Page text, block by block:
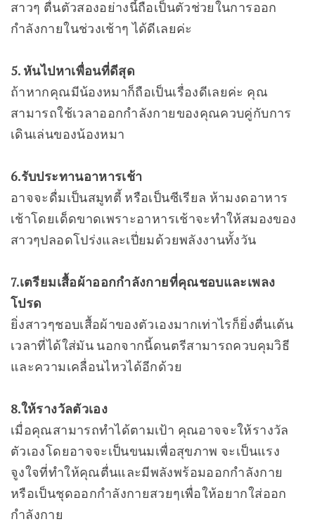
สาวๆ ตื่นตัวสองอย่างนี้ถือเป็นตัวช่วยในการออก
กำลังกายในช่วงเช้าๆ ได้ดีเลยค่ะ
5. หันไปหาเพื่อนที่ดีสุด
ถ้าหากคุณมีน้องหมาก็ถือเป็นเรื่องดีเลยค่ะ คุณ
สามารถใช้เวลาออกกำลังกายของคุณควบคู่กับการ
เดินเล่นของน้องหมา
6.รับประทานอาหารเช้า
อาจจะดื่มเป็นสมูทตี้ หรือเป็นซีเรียล ห้ามงดอาหาร
เช้าโดยเด็ดขาดเพราะอาหารเช้าจะทำให้สมองของ
สาวๆปลอดโปร่งและเปี่ยมด้วยพลังงานทั้งวัน
7.เตรียมเสื้อผ้าออกกำลังกายที่คุณชอบและเพลง
โปรด
ยิ่งสาวๆชอบเสื้อผ้าของตัวเองมากเท่าไรก็ยิ่งตื่นเต้น
เวลาที่ได้ใส่มัน นอกจากนี้ดนตรีสามารถควบคุมวิธี
และความเคลื่อนไหวได้อีกด้วย
8.ให้รางวัลตัวเอง
เมื่อคุณสามารถทำได้ตามเป้า คุณอาจจะให้รางวัล
ตัวเองโดยอาจจะเป็นขนมเพื่อสุขภาพ จะเป็นแรง
จูงใจที่ทำให้คุณตื่นและมีพลังพร้อมออกกำลังกาย
หรือเป็นชุดออกกำลังกายสวยๆเพื่อให้อยากใส่ออก
กำลังกาย